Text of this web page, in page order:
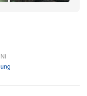
collector.
sa “tea‑core”
dinisenyo para